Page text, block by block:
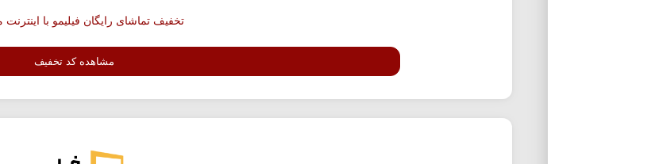
تخفیف تماشای رایگان فیلیمو با اینترنت
مشاهده کد تخفیف